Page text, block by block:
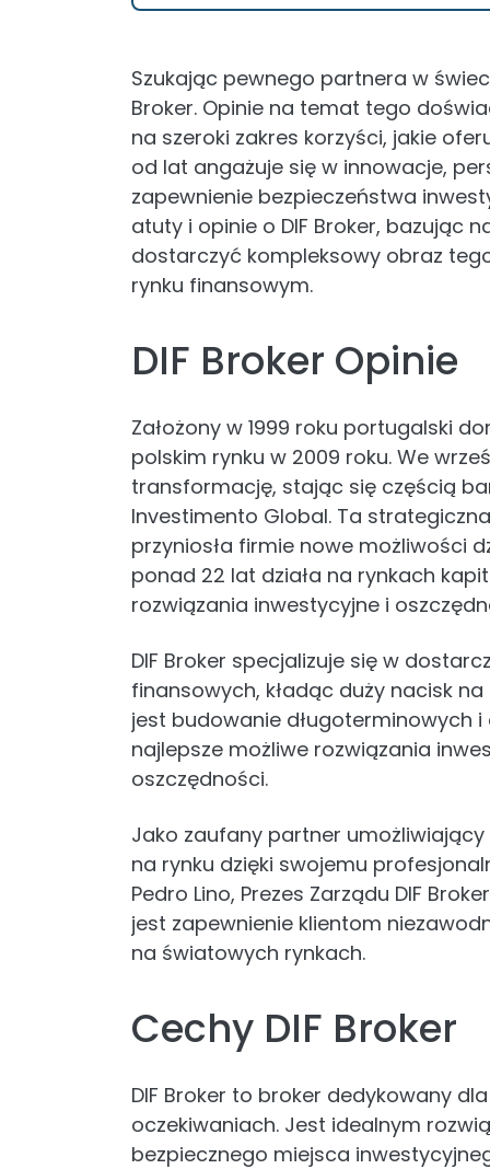
Szukając pewnego partnera w
Broker. Opinie na temat tego
na szeroki zakres korzyści, jakie
od lat angażuje się w innowacje,
zapewnienie bezpieczeństwa
atuty i opinie o DIF Broker, bazując
dostarczyć kompleksowy obraz
rynku finansowym.
DIF Broker Opinie
Założony w 1999 roku portugalski
polskim rynku w 2009 roku. We
transformację, stając się częścią
Investimento Global. Ta
przyniosła firmie nowe możliwości
ponad 22 lat działa na rynkach
rozwiązania inwestycyjne i
DIF Broker specjalizuje się w
finansowych, kładąc duży nacisk
jest budowanie długoterminowych
najlepsze możliwe rozwiązania
oszczędności.
Jako zaufany partner umożliwiający
na rynku dzięki swojemu
Pedro Lino, Prezes Zarządu DIF
jest zapewnienie klientom
na światowych rynkach.
Cechy DIF Broker
DIF Broker to broker dedykowany
oczekiwaniach. Jest idealnym
bezpiecznego miejsca